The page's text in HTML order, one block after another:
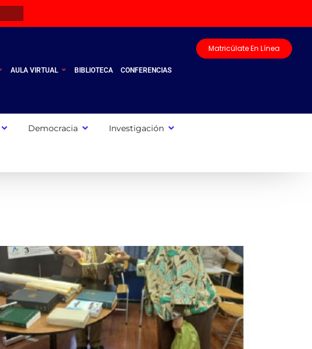
AULA VIRTUAL BIBLIOTECA CONFERENCIAS
Matricúlate En Línea
Democracia Investigación